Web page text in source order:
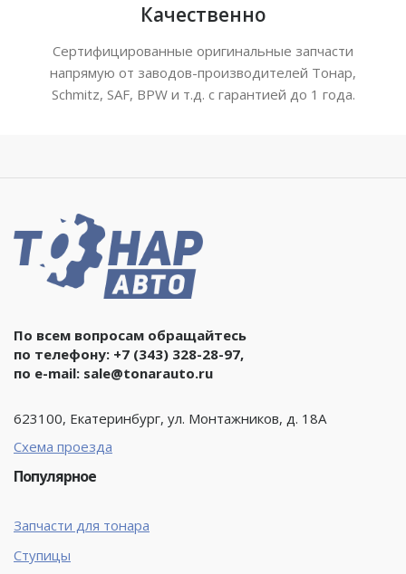
Качественно
Сертифицированные оригинальные запчасти
напрямую от заводов-производителей Тонар,
Schmitz, SAF, BPW и т.д. с гарантией до 1 года.
По всем вопросам обращайтесь
по телефону: +7 (343) 328-28-97,
по e-mail: sale@tonarauto.ru
623100, Екатеринбург, ул. Монтажников, д. 18А
Схема проезда
Популярное
Запчасти для тонара
Ступицы